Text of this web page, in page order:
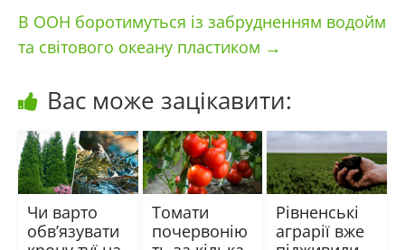
В ООН боротимуться із забрудненням водойм
та світового океану пластиком →
Вас може зацікавити:
Чи варто
обв’язувати
Томати
почервонію
Рівненські
аграрії вже